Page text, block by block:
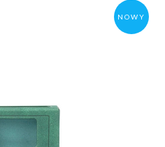
NOWY